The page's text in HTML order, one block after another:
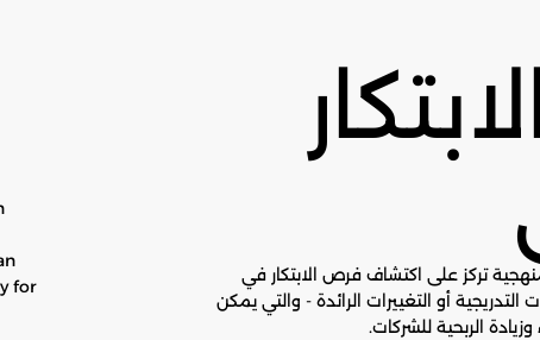
for
تركز على اكتشاف فرص الابتكار في
أو التغييرات الرائدة - والتي يمكن
الربحية للشركات.